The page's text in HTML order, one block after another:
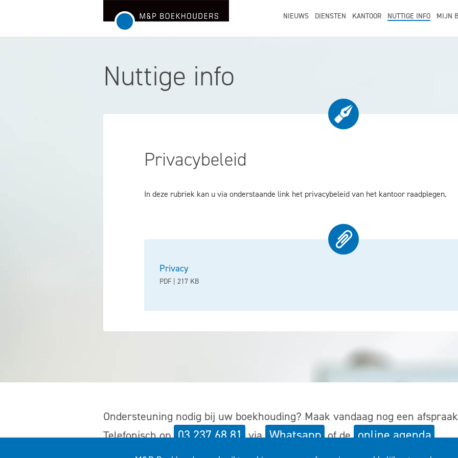
M&P Boekhouders
NIEUWS DIENSTEN KANTOOR NUTTIGE INFO MIJN
Nuttige info
Privacybeleid
In deze rubriek kan u via onderstaande link het privacybeleid van het kantoor raadplegen.
Privacy
PDF | 217 KB
Ondersteuning nodig bij uw boekhouding? Maak vandaag nog een
Telefonisch op 03 237 68 81 via Whatsapp of de online agenda